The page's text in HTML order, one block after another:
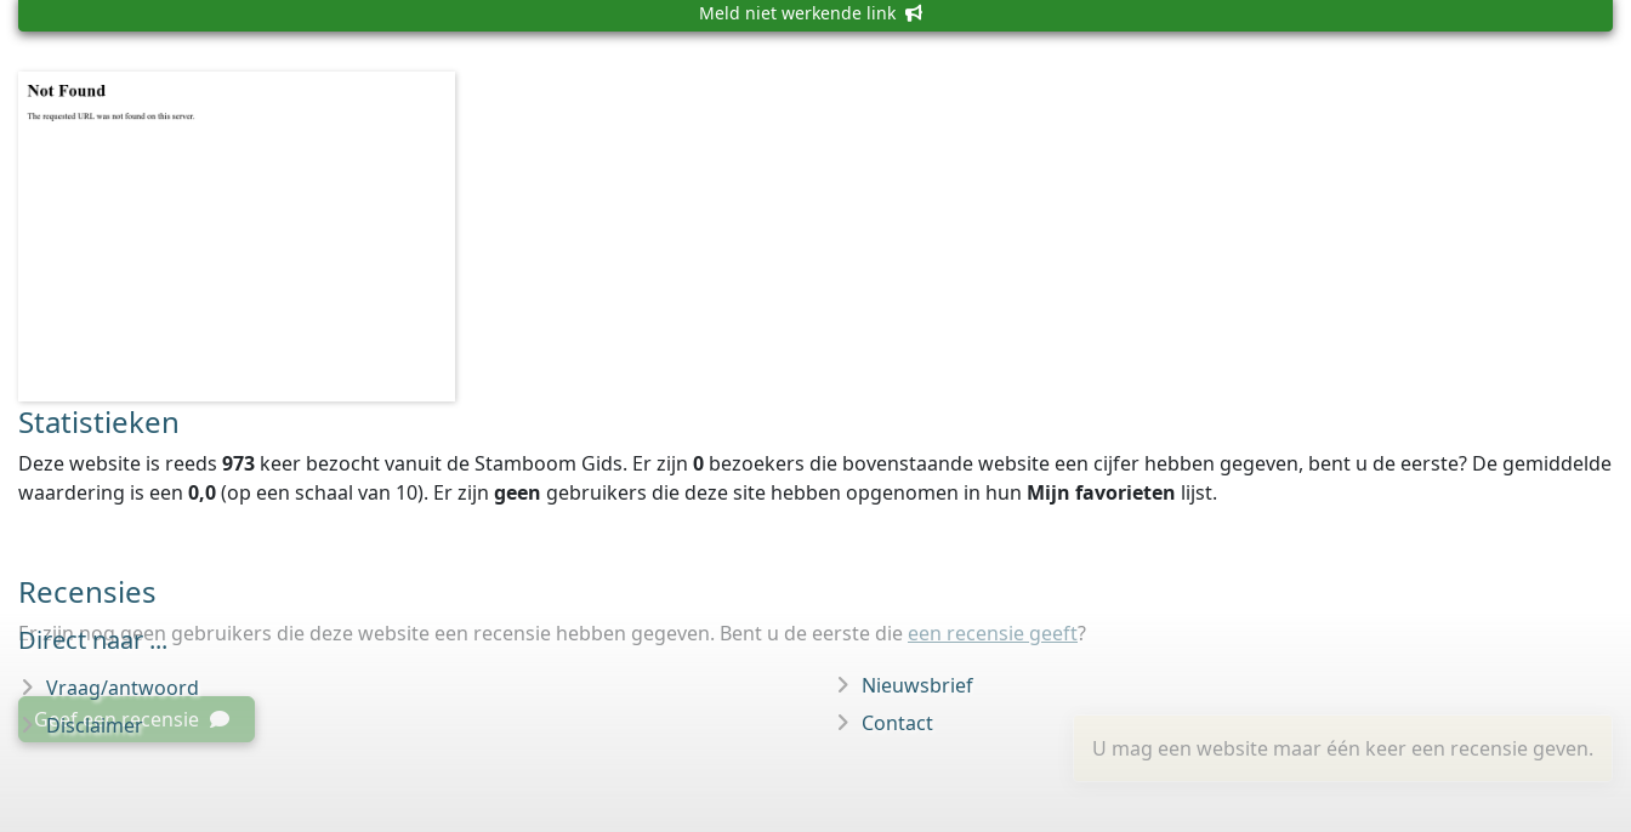
Meld niet werkende link
Statistieken
Deze website is reeds 973 keer bezocht vanuit de Stamboom Gids. Er zijn 0 bezoekers die bovenstaande website een cijfer hebben gegeven, bent u de eerste? De gemiddelde
waardering is een 0,0(op een schaal van 10). Er zijn geen gebruikers die deze site hebben opgenomen in hun Mijn favorieten lijst.
Recensies
Er zijn nog geen gebruikers die deze website een recensie hebben gegeven. Bent u de eerste die een recensie geeft?
U mag een website maar één keer een recensie geven.
Geef een recensie
Direct naar ...
Vraag/antwoord
Disclaimer
Nieuwsbrief
Contact